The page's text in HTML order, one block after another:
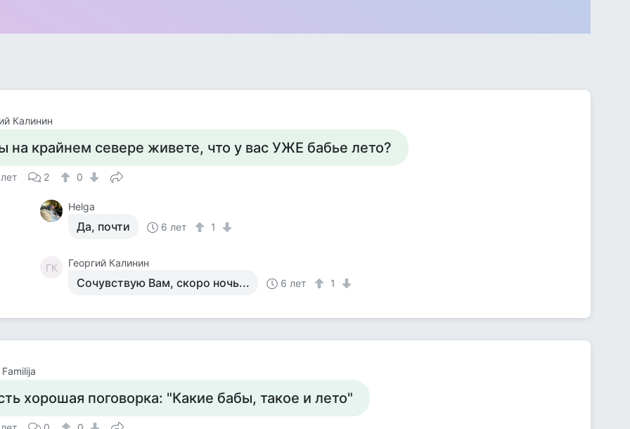
Калинин
на крайнем севере живете, что у вас УЖЕ бабье лето?
2 0
Helga
Да, почти 6 лет 1
ГК Георгий Калинин
Сочувствую Вам, скоро ночь... 6 лет 1
хорошая поговорка: "Какие бабы, такое и лето"